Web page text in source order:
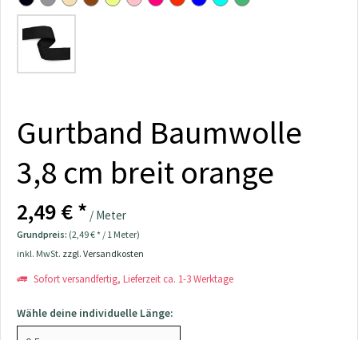
Gurtband Baumwolle
3,8 cm breit orange
2,49 € * / Meter
Grundpreis: (2,49 € * / 1 Meter)
inkl. MwSt. zzgl. Versandkosten
Sofort versandfertig, Lieferzeit ca. 1-3 Werktage
Wähle deine individuelle Länge: